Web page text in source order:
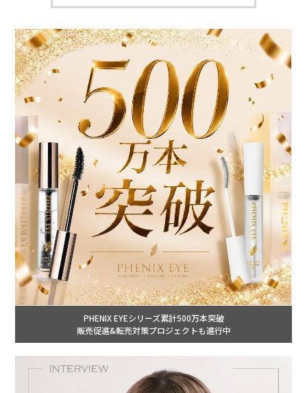
PHENIX EYEシリーズ累計500万本突破
販売促進&転売対策プロジェクトも進行中